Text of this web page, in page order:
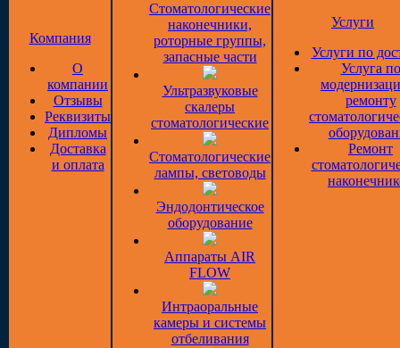
Компания
О
компании
Отзывы
Реквизиты
Дипломы
Доставка
и оплата
Стоматологические
наконечники,
роторные группы,
запасные части
Ультразвуковые
скалеры
стоматологические
Стоматологические
лампы, световоды
Эндодонтическое
оборудование
Аппараты AIR
FLOW
Интраоральные
камеры и системы
отбеливания
Услуги
Услуги по
Услуга по
ремонту
Ремонт